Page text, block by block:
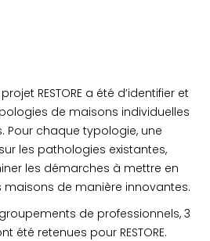
RESTORE a été d’identifier et
de maisons individuelles
Pour chaque typologie, une
les pathologies existantes,
les démarches à mettre en
de manière innovantes.
de professionnels, 3
été retenues pour RESTORE.